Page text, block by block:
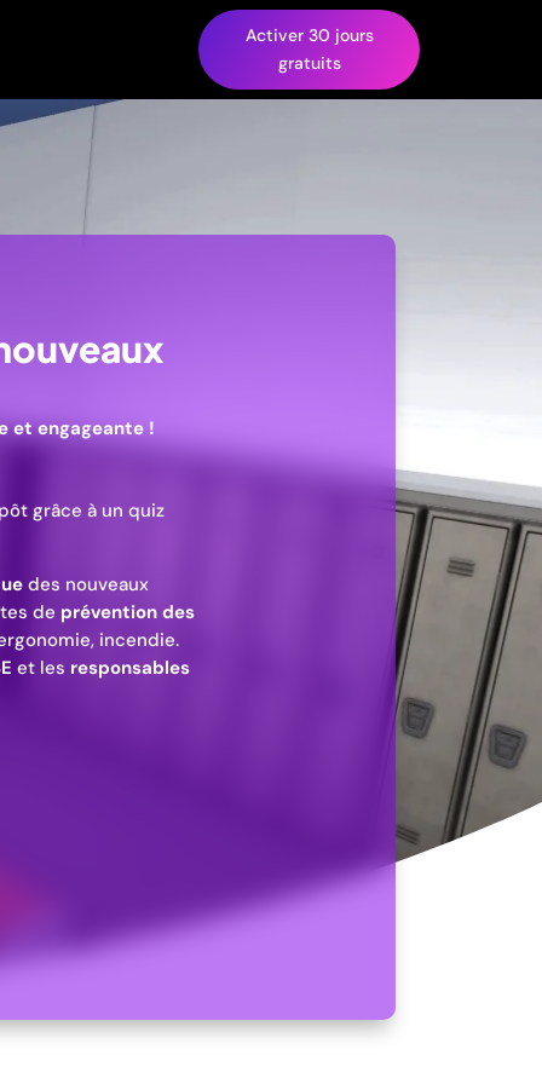
Activer 30 jours
gratuits
et engageante !
grâce à un quiz
des nouveaux
de prévention des
incendie.
et les responsables